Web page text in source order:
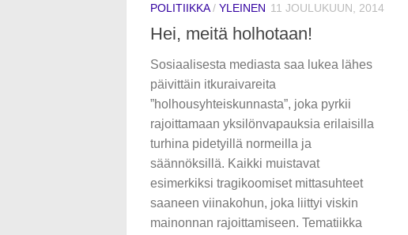
POLITIIKKA/ YLEINEN 11 JOULUKUUN, 2014
Hei, meitä holhotaan!
Sosiaalisesta mediasta saa lukea lähes
päivittäin itkuraivareita
”holhousyhteiskunnasta”, joka pyrkii
rajoittamaan yksilönvapauksia erilaisilla
turhina pidetyillä normeilla ja
säännöksillä. Kaikki muistavat
esimerkiksi tragikoomiset mittasuhteet
saaneen viinakohun, joka liittyi viskin
mainonnan rajoittamiseen. Tematiikka